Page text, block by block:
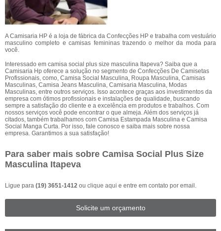
A Camisaria HP é a loja de fábrica da Confecções HP e trabalha com vestuário
masculino completo e camisas femininas trazendo o melhor da moda para
você.
Interessado em camisa social plus size masculina Itapeva? Saiba que a
Camisaria Hp oferece a solução no segmento de Confecções De Camisetas
Profissionais, como, Camisa Social Masculina, Roupa Masculina, Camisas
Masculinas, Camisa Jeans Masculina, Camisaria Masculina, Modas
Masculinas, entre outros serviços. Isso acontece graças aos investimentos da
empresa com ótimos profissionais e instalações de qualidade, buscando
sempre a satisfação do cliente e a excelência em produtos e trabalhos. Com
nossos serviços você pode encontrar o que almeja. Além dos serviços já
citados, também trabalhamos com Camisa Estampada Masculina e Camisa
Social Manga Curta. Por isso, fale conosco e saiba mais sobre nossa
empresa. Garantimos a sua satisfação!
Para saber mais sobre Camisa Social Plus Size
Masculina Itapeva
Ligue para (19) 3651-1412 ou clique aqui e entre em contato por email.
Solicite um orçamento